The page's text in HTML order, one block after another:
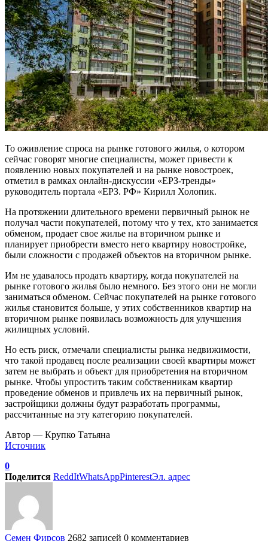
То оживление спроса на рынке готового жилья, о котором
сейчас говорят многие специалисты, может привести к
появлению новых покупателей и на рынке новостроек,
отметил в рамках онлайн-дискуссии «ЕРЗ-тренды»
руководитель портала «ЕРЗ. РФ» Кирилл Холопик.
На протяжении длительного времени первичный рынок не
получал части покупателей, потому что у тех, кто занимается
обменом, продает свое жилье на вторичном рынке и
планирует приобрести вместо него квартиру новостройке,
были сложности с продажей объектов на вторичном рынке.
Им не удавалось продать квартиру, когда покупателей на
рынке готового жилья было немного. Без этого они не могли
заниматься обменом. Сейчас покупателей на рынке готового
жилья становится больше, у этих собственников квартир на
вторичном рынке появилась возможность для улучшения
жилищных условий.
Но есть риск, отмечали специалисты рынка недвижимости,
что такой продавец после реализации своей квартиры может
затем не выбрать и объект для приобретения на вторичном
рынке. Чтобы упростить таким собственникам квартир
проведение обменов и привлечь их на первичный рынок,
застройщики должны будут разработать программы,
рассчитанные на эту категорию покупателей.
Автор — Крупко Татьяна
Источник
0
Поделится ReddItWhatsAppPinterestЭл. адрес
Семен Фирсов 2682 записей 0 комментариев